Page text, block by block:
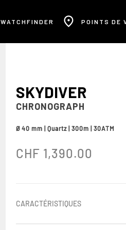
WATCHFINDER POINTS DE
SKYDIVER
CHRONOGRAPH
Ø 40 mm | Quartz | 300m | 30ATM
CHF 1,390.00
CARACTÉRISTIQUES